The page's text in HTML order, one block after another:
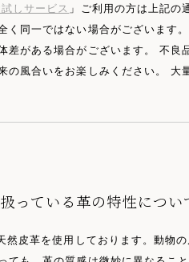
試しサービス 」ご利用の方は上記
く同一ではない場合がございます
差がある場合がございます。 不良
の風合いをお楽しみください。 大
っている革の特性につい
然皮革を使用しております。動物